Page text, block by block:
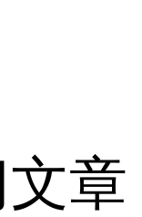
章